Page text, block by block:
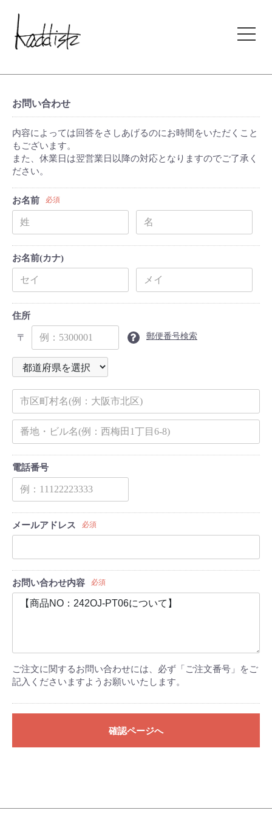
kaddish development store
お問い合わせ
内容によっては回答をさしあげるのにお時間をいただくこと
もございます。
また、休業日は翌営業日以降の対応となりますのでご了承く
ださい。
お名前 必須
お名前(カナ)
住所
〒 郵便番号検索
電話番号
メールアドレス 必須
お問い合わせ内容 必須
ご注文に関するお問い合わせには、必ず「ご注文番号」をご
記入くださいますようお願いいたします。
確認ページへ